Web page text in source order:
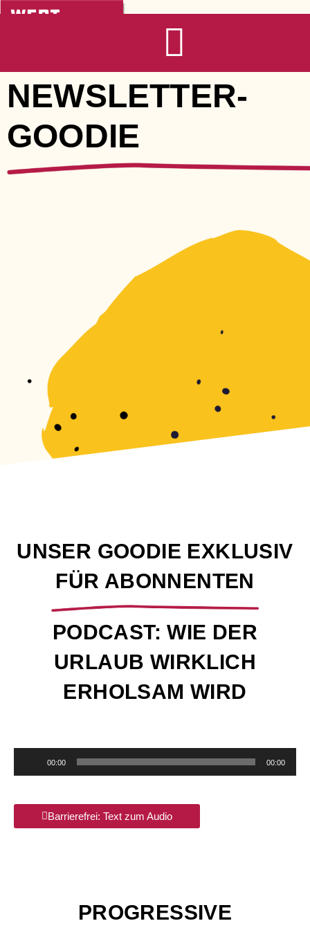
Zum
NEWSLETTER-
GOODIE
UNSER GOODIE EXKLUSIV
FÜR ABONNENTEN
PODCAST: WIE DER
URLAUB WIRKLICH
ERHOLSAM WIRD
Audio-
Player
00:00 00:00
Barrierefrei: Text zum Audio
PROGRESSIVE